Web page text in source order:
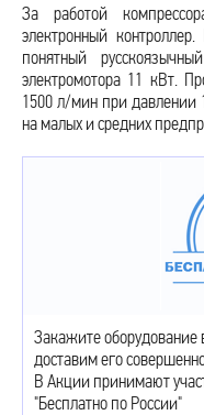
За работой
электронный
понятный
электромотора 11 кВт.
1500 л/мин при давлении
на малых и средних
Закажите
доставим его
В Акции принимают
"Бесплатно по России"